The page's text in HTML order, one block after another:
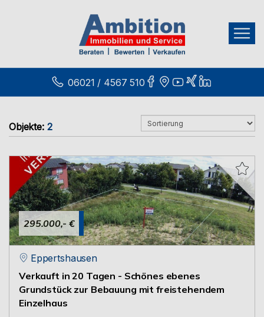
06021 / 4567 510
Objekte: 2
295.000,- €
Eppertshausen
Verkauft in 20 Tagen - Schönes ebenes
Grundstück zur Bebauung mit freistehendem
Einzelhaus